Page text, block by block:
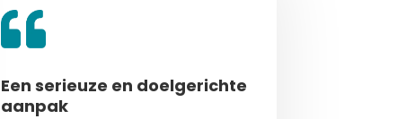
Een serieuze en doelgerichte
aanpak